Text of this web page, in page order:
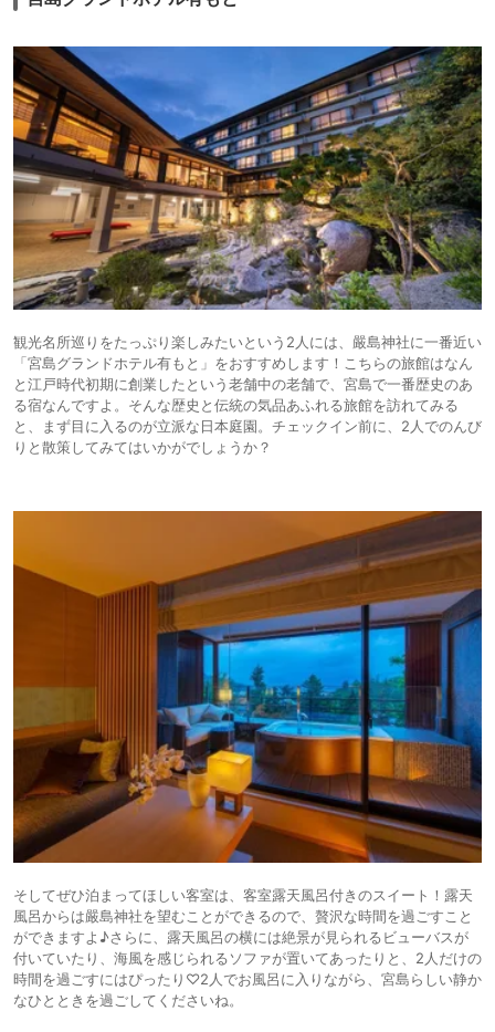
観光名所巡りをたっぷり楽しみたいという2人には、嚴島神社に一番近い
「宮島グランドホテル有もと」をおすすめします！こちらの旅館はなん
と江戸時代初期に創業したという老舗中の老舗で、宮島で一番歴史のあ
る宿なんですよ。そんな歴史と伝統の気品あふれる旅館を訪れてみる
と、まず目に入るのが立派な日本庭園。チェックイン前に、2人でのんび
りと散策してみてはいかがでしょうか？
そしてぜひ泊まってほしい客室は、客室露天風呂付きのスイート！露天
風呂からは嚴島神社を望むことができるので、贅沢な時間を過ごすこと
ができますよ♪さらに、露天風呂の横には絶景が見られるビューバスが
付いていたり、海風を感じられるソファが置いてあったりと、2人だけの
時間を過ごすにはぴったり♡2人でお風呂に入りながら、宮島らしい静か
なひとときを過ごしてくださいね。